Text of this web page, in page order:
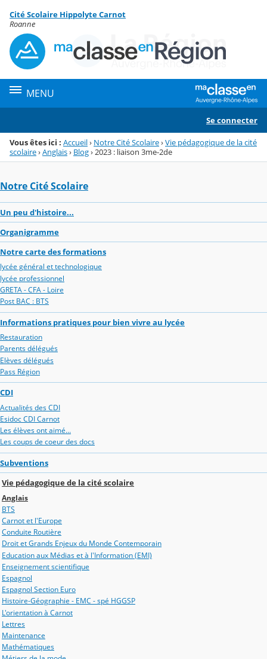
Menu de la rubrique
Contenu
Cité Scolaire Hippolyte Carnot
Roanne
MENU
Se connecter
Vous êtes ici : Accueil› Notre Cité Scolaire›Vie pédagogique de la cité
scolaire›Anglais› Blog› 2023 : liaison 3me-2de
Notre Cité Scolaire
Un peu d'histoire...
Organigramme
Notre carte des formations
lycée général et technologique
lycée professionnel
GRETA - CFA - Loire
Post BAC : BTS
Informations pratiques pour bien vivre au lycée
Restauration
Parents délégués
Elèves délégués
Pass Région
CDI
Actualités des CDI
Esidoc CDI Carnot
Les élèves ont aimé...
Les coups de coeur des docs
Subventions
Vie pédagogique de la cité scolaire
Anglais
BTS
Carnot et l'Europe
Conduite Routière
Droit et Grands Enjeux du Monde Contemporain
Education aux Médias et à l'Information (EMI)
Enseignement scientifique
Espagnol
Espagnol Section Euro
Histoire-Géographie - EMC - spé HGGSP
L'orientation à Carnot
Lettres
Maintenance
Mathématiques